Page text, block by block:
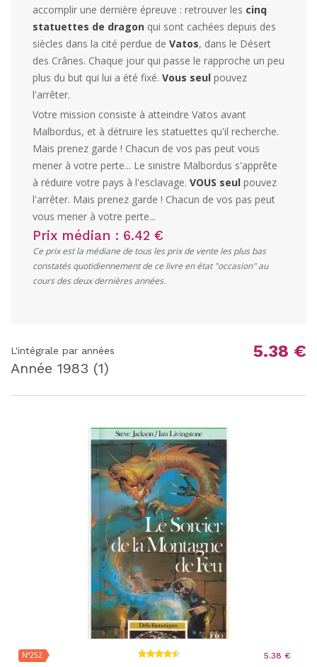
accomplir une dernière épreuve : retrouver les cinq
statuettes de dragon qui sont cachées depuis des
siècles dans la cité perdue de Vatos, dans le Désert
des Crânes. Chaque jour qui passe le rapproche un peu
plus du but qui lui a été fixé. Vous seul pouvez
l'arrêter.
Votre mission consiste à atteindre Vatos avant
Malbordus, et à détruire les statuettes qu'il recherche.
Mais prenez garde ! Chacun de vos pas peut vous
mener à votre perte... Le sinistre Malbordus s'apprête
à réduire votre pays à l'esclavage. VOUS seul pouvez
l'arrêter. Mais prenez garde ! Chacun de vos pas peut
vous mener à votre perte...
Prix médian : 6.42 €
Ce prix est la médiane de tous les prix de vente les plus bas
constatés quotidiennement de ce livre en état "occasion" au
cours des deux dernières années.
L'intégrale par années
Année 1983 (1)
5.38 €
N°252 5.38 €